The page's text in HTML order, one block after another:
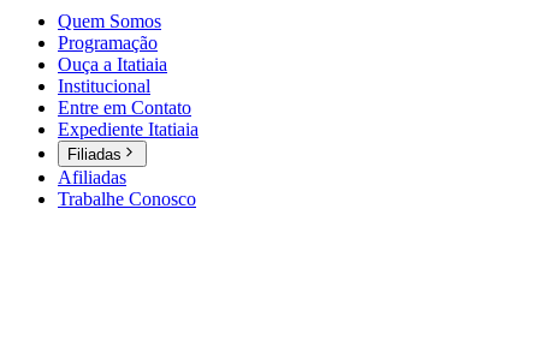
Quem Somos
Programação
Ouça a Itatiaia
Institucional
Entre em Contato
Expediente Itatiaia
Filiadas
Afiliadas
Trabalhe Conosco